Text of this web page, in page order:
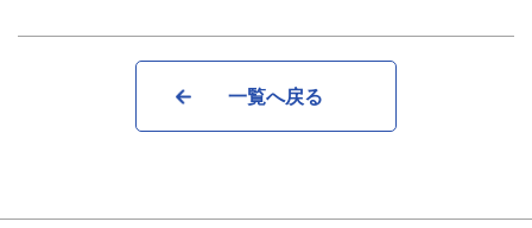
一覧へ戻る